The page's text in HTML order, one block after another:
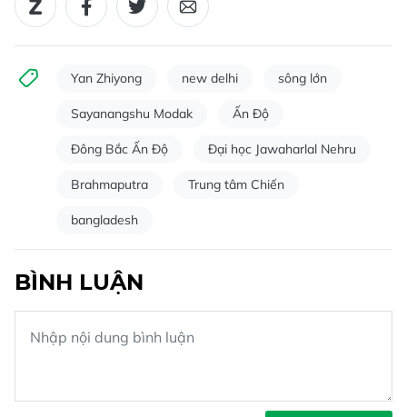
Yan Zhiyong new delhi sông lớn
Sayanangshu Modak Ấn Độ
Đông Bắc Ấn Độ Đại học Jawaharlal Nehru
Brahmaputra Trung tâm Chiến
bangladesh
BÌNH LUẬN